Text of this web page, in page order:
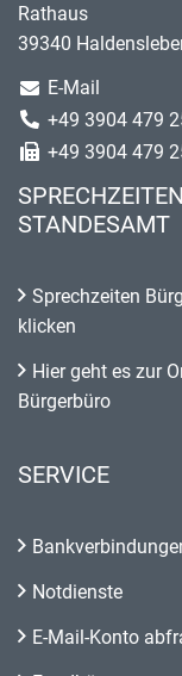
Rathaus
39340
E-Mail
+49 3904 479
+49 3904 479
STANDESAMT
Sprechzeiten
klicken
Hier geht es zur
Bürgerbüro
SERVICE
Notdienste
E-Mail-Konto